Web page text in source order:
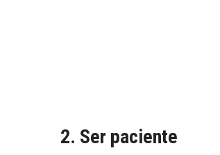
2. Ser paciente